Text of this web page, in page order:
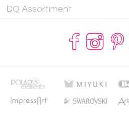
DQ Assortiment